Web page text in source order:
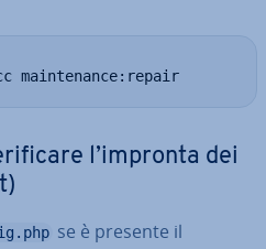
maintenance:repair
l’impronta dei
se è presente il